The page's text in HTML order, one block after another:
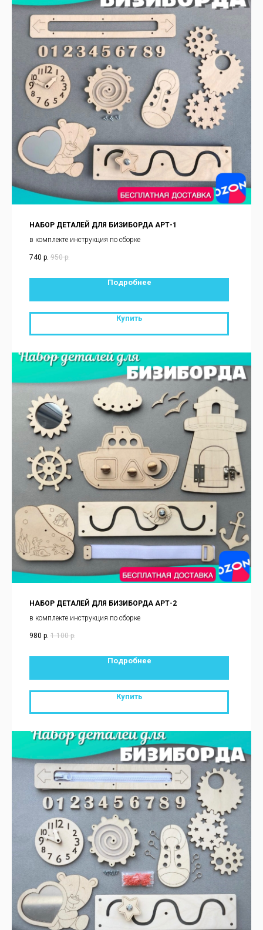
НАБОР ДЕТАЛЕЙ ДЛЯ БИЗИБОРДА АРТ-1
в комплекте инструкция по сборке
740 р. 950 р.
Подробнее
Купить
НАБОР ДЕТАЛЕЙ ДЛЯ БИЗИБОРДА АРТ-2
в комплекте инструкция по сборке
980 р. 1 100 р.
Подробнее
Купить